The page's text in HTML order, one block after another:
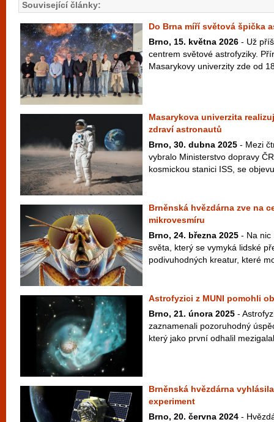
Související články:
Do Brna míří světová špička
Brno, 15. května 2026 - Už
centrem světové astrofyziky.
Masarykovy univerzity zde od
Masarykova univerzita
zdraví astronautů
Brno, 30. dubna 2025 - Mezi
vybralo Ministerstvo dopravy
kosmickou stanici ISS, se
Brněnská hvězdárna zve na
mikrovesmíru
Brno, 24. března 2025 - Na nic
světa, který se vymyká lidské
podivuhodných kreatur, které
Astrofyzici z MUNI pomohli
Brno, 21. února 2025 -
zaznamenali pozoruhodný
který jako první odhalil
Brněnská hvězdárna
experiment
Brno, 20. června 2024 -